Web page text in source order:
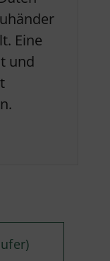
Eine
und